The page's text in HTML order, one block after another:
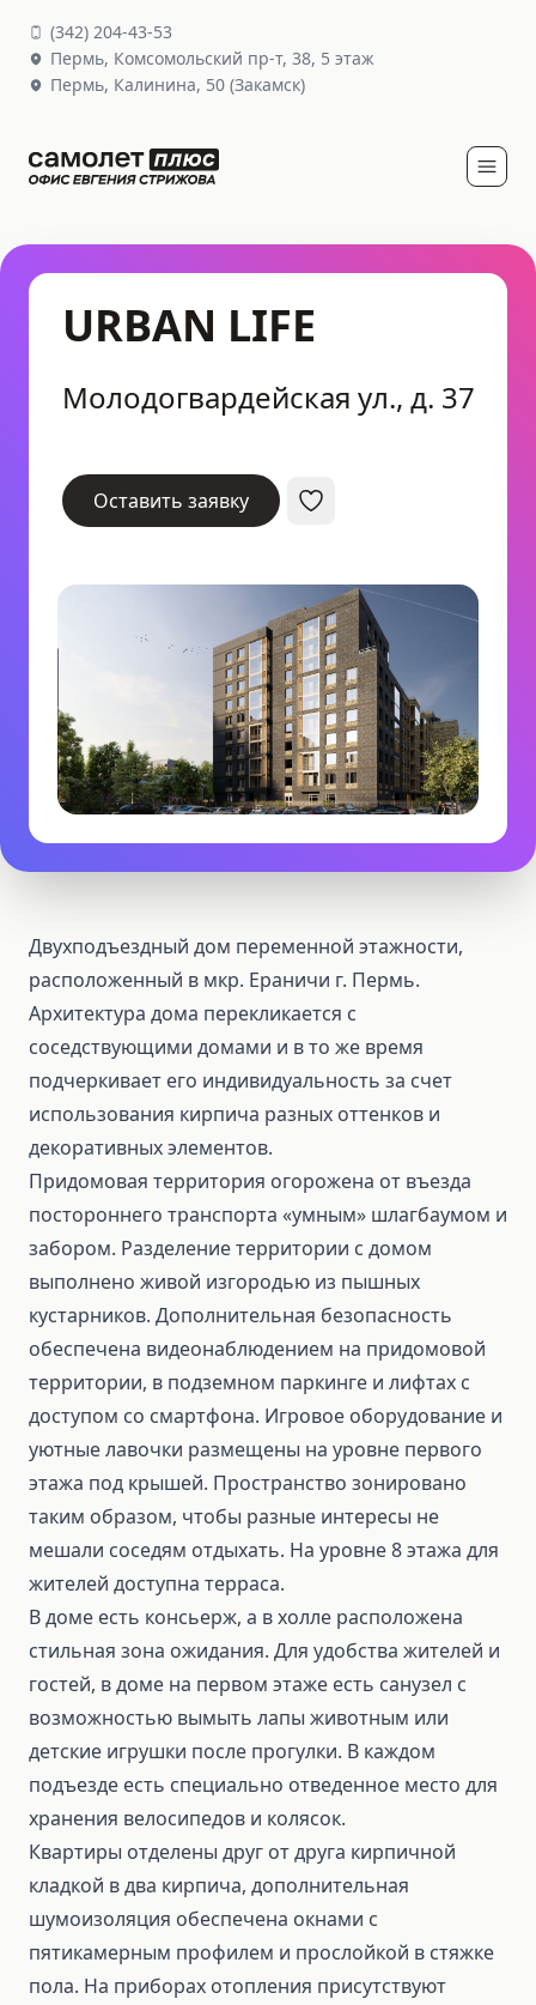
(342) 204-43-53
Пермь, Комсомольский пр-т, 38, 5 этаж
Пермь, Калинина, 50 (Закамск)
URBAN LIFE
Молодогвардейская ул., д. 37
Оставить заявку
Двухподъездный дом переменной этажности,
расположенный в мкр. Ераничи г. Пермь.
Архитектура дома перекликается с
соседствующими домами и в то же время
подчеркивает его индивидуальность за счет
использования кирпича разных оттенков и
декоративных элементов.
Придомовая территория огорожена от въезда
постороннего транспорта «умным» шлагбаумом и
забором. Разделение территории с домом
выполнено живой изгородью из пышных
кустарников. Дополнительная безопасность
обеспечена видеонаблюдением на придомовой
территории, в подземном паркинге и лифтах с
доступом со смартфона. Игровое оборудование и
уютные лавочки размещены на уровне первого
этажа под крышей. Пространство зонировано
таким образом, чтобы разные интересы не
мешали соседям отдыхать. На уровне 8 этажа для
жителей доступна терраса.
В доме есть консьерж, а в холле расположена
стильная зона ожидания. Для удобства жителей и
гостей, в доме на первом этаже есть санузел с
возможностью вымыть лапы животным или
детские игрушки после прогулки. В каждом
подъезде есть специально отведенное место для
хранения велосипедов и колясок.
Квартиры отделены друг от друга кирпичной
кладкой в два кирпича, дополнительная
шумоизоляция обеспечена окнами с
пятикамерным профилем и прослойкой в стяжке
пола. На приборах отопления присутствуют